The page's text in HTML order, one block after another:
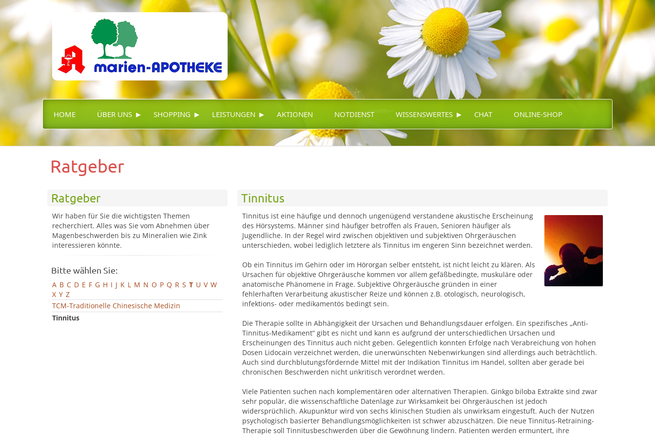
HOME ÜBER UNS ▸ SHOPPING ▸ LEISTUNGEN ▸ AKTIONEN NOTDIENST WISSENSWERTES ▸ CHAT ONLINE-SHOP
Ratgeber
Ratgeber
Wir haben für Sie die wichtigsten Themen
recherchiert. Alles was Sie vom Abnehmen über
Magenbeschwerden bis zu Mineralien wie Zink
interessieren könnte.
Bitte wählen Sie:
A B C D E F G H I J K L M N O P Q R S T U V W
X Y Z
TCM-Traditionelle Chinesische Medizin
Tinnitus
Tinnitus
Tinnitus ist eine häufige und dennoch ungenügend verstandene akustische Erscheinung
des Hörsystems. Männer sind häufiger betroffen als Frauen, Senioren häufiger als
Jugendliche. In der Regel wird zwischen objektiven und subjektiven Ohrgeräuschen
unterschieden, wobei lediglich letztere als Tinnitus im engeren Sinn bezeichnet werden.
Ob ein Tinnitus im Gehirn oder im Hörorgan selber entsteht, ist nicht leicht zu klären. Als
Ursachen für objektive Ohrgeräusche kommen vor allem gefäßbedingte, muskuläre oder
anatomische Phänomene in Frage. Subjektive Ohrgeräusche gründen in einer
fehlerhaften Verarbeitung akustischer Reize und können z.B. otologisch, neurologisch,
infektions- oder medikamentös bedingt sein.
Die Therapie sollte in Abhängigkeit der Ursachen und Behandlungsdauer erfolgen. Ein spezifisches „Anti-
Tinnitus-Medikament“ gibt es nicht und kann es aufgrund der unterschiedlichen Ursachen und
Erscheinungen des Tinnitus auch nicht geben. Gelegentlich konnten Erfolge nach Verabreichung von hohen
Dosen Lidocain verzeichnet werden, die unerwünschten Nebenwirkungen sind allerdings auch beträchtlich.
Auch sind durchblutungsfördernde Mittel mit der Indikation Tinnitus im Handel, sollten aber gerade bei
chronischen Beschwerden nicht unkritisch verordnet werden.
Viele Patienten suchen nach komplementären oder alternativen Therapien. Ginkgo biloba Extrakte sind zwar
sehr populär, die wissenschaftliche Datenlage zur Wirksamkeit bei Ohrgeräuschen ist jedoch
widersprüchlich. Akupunktur wird von sechs klinischen Studien als unwirksam eingestuft. Auch der Nutzen
psychologisch basierter Behandlungsmöglichkeiten ist schwer abzuschätzen. Die neue Tinnitus-Retraining-
Therapie soll Tinnitusbeschwerden über die Gewöhnung lindern. Patienten werden ermuntert, ihre